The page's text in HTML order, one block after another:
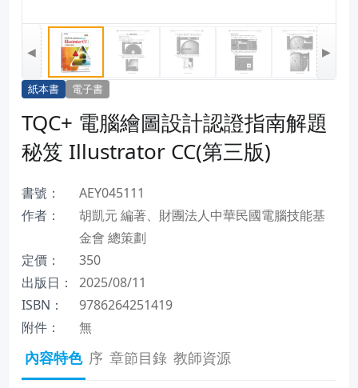
◀ ▶
紙本書 電子書
TQC+ 電腦繪圖設計認證指南解題
秘笈 Illustrator CC(第三版)
書號：
AEY045111
作者：
胡凱元 編著、財團法人中華民國電腦技能基
金會 總策劃
定價：
350
出版日：
2025/08/11
ISBN：
9786264251419
附件：
無
內容特色 序 章節目錄 教師資源